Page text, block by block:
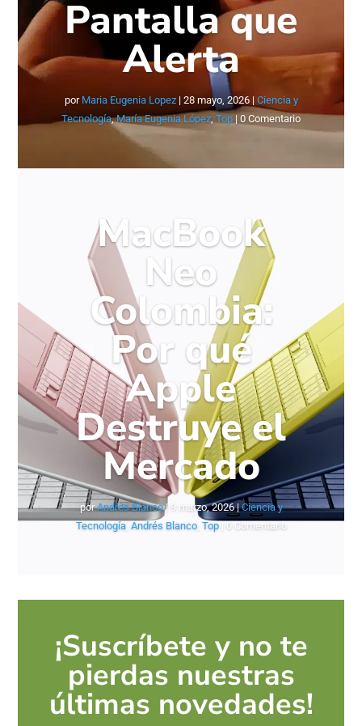
Pantalla que
Alerta
por Maria Eugenia Lopez| 28 mayo, 2026| Ciencia y
Tecnología,María Eugenia López, Top | 0 Comentario
MacBook
Neo
Colombia:
Por qué
Apple
Destruye el
Mercado
porAndrés Blanco| 9 marzo, 2026|Ciencia y
Tecnología, Andrés Blanco, Top| 0 Comentario
¡Suscríbete y no te
pierdas nuestras
últimas novedades!